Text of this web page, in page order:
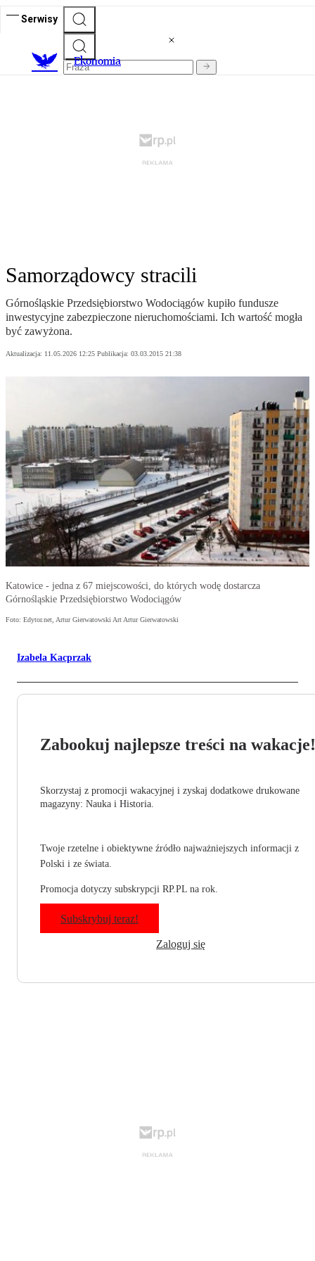
Serwisy
Ekonomia
Samorządowcy stracili
Górnośląskie Przedsiębiorstwo Wodociągów kupiło fundusze
inwestycyjne zabezpieczone nieruchomościami. Ich wartość mogła
być zawyżona.
Aktualizacja: 11.05.2026 12:25 Publikacja: 03.03.2015 21:38
Katowice - jedna z 67 miejscowości, do których wodę dostarcza
Górnośląskie Przedsiębiorstwo Wodociągów
Foto: Edytor.net, Artur Gierwatowski Art Artur Gierwatowski
Izabela Kacprzak
Zabookuj najlepsze treści na wakacje!
Skorzystaj z promocji wakacyjnej i zyskaj dodatkowe drukowane
magazyny: Nauka i Historia.
Twoje rzetelne i obiektywne źródło najważniejszych informacji z
Polski i ze świata.
Promocja dotyczy subskrypcji RP.PL na rok.
Subskrybuj teraz!
Zaloguj się